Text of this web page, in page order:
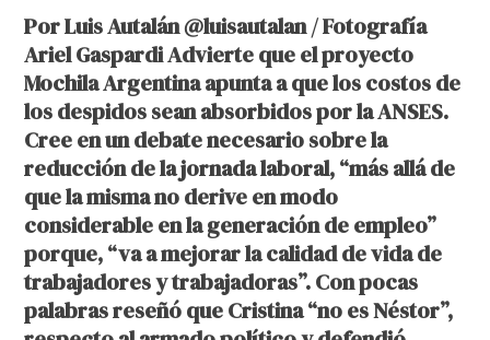
Por Luis Autalán @luisautalan / Fotografía
Ariel Gaspardi Advierte que el proyecto
Mochila Argentina apunta a que los costos de
los despidos sean absorbidos por la ANSES.
Cree en un debate necesario sobre la
reducción de la jornada laboral, “más allá de
que la misma no derive en modo
considerable en la generación de empleo”
porque, “va a mejorar la calidad de vida de
trabajadores y trabajadoras”. Con pocas
palabras reseñó que Cristina “no es Néstor”,